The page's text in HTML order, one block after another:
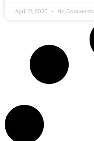
April 21, 2025 No Comments